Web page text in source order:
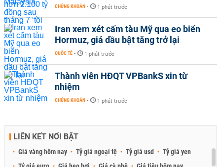
CHỨNG KHOÁN - 1 phút trước
Iran xem xét cấm tàu Mỹ qua eo biển
Hormuz, giá dầu bật tăng trở lại
QUỐC TẾ - 1 phút trước
Thành viên HĐQT VPBankS xin từ
nhiệm
CHỨNG KHOÁN - 1 phút trước
LIÊN KẾT NỔI BẬT
Giá vàng hôm nay Tỷ giá ngoại tệ Tỷ giá usd
Tỷ giá yen